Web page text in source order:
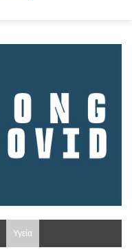
Υγεία